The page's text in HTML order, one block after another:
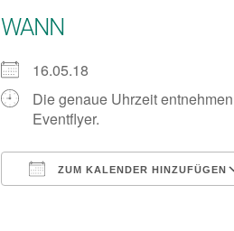
WANN
16.05.18
Die genaue Uhrzeit
Eventflyer.
ZUM KALENDER HINZUFÜGEN